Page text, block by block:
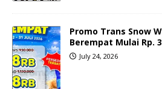
Promo Trans Snow
Berempat Mulai Rp.
July 24, 2026